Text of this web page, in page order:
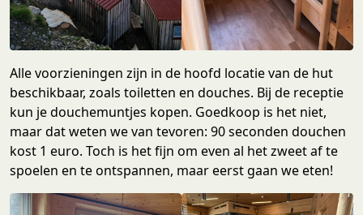
Alle voorzieningen zijn in de hoofd locatie van de hut
beschikbaar, zoals toiletten en douches. Bij de receptie
kun je douchemuntjes kopen. Goedkoop is het niet,
maar dat weten we van tevoren: 90 seconden douchen
kost 1 euro. Toch is het fijn om even al het zweet af te
spoelen en te ontspannen, maar eerst gaan we eten!